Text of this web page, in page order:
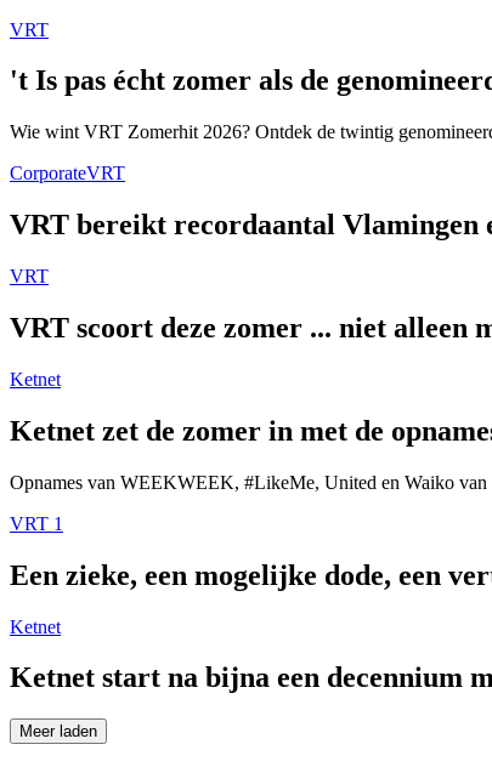
VRT
't Is pas écht zomer als de
Wie wint VRT Zomerhit 2026? Ontdek de twintig
CorporateVRT
VRT bereikt recordaantal Vlamingen
VRT
VRT scoort deze zomer ... niet alleen
Ketnet
Ketnet zet de zomer in met de
Opnames van WEEKWEEK, #LikeMe, United en Waiko van
VRT 1
Een zieke, een mogelijke dode, een
Ketnet
Ketnet start na bijna een decennium
Meer laden